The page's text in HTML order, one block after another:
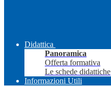
Didattica
Panoramica
Offerta formativa
Le schede didattiche
Informazioni Utili